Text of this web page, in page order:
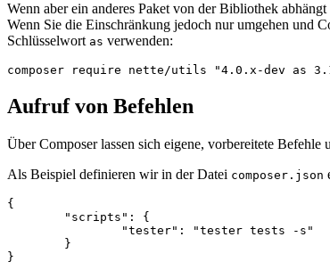
Wenn aber ein anderes Paket von der Bibliothek
Wenn Sie die Einschränkung jedoch nur umgehen und
Schlüsselwort as verwenden:
Aufruf von Befehlen
Über Composer lassen sich eigene, vorbereitete
Als Beispiel definieren wir in der Datei composer.json
{